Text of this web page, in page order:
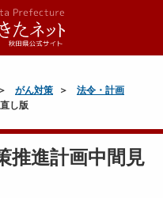
がん対策
法令・計画
し版
推進計画中間見